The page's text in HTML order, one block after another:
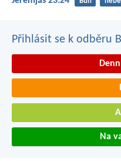
Přihlásit se k odběru
Na